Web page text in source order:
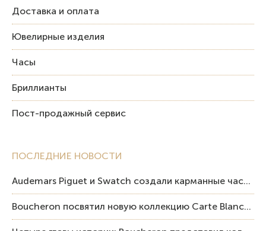
ПОСЛЕДНИЕ НОВОСТИ
Audemars Piguet и Swatch создали карманные часы в эстетике Royal Oak и Pop Art
Boucheron посвятил новую коллекцию Carte Blanche Human Being человеку и силе мастерства
Доставка и оплата
Ювелирные изделия
Часы
Бриллианты
Пост-продажный сервис